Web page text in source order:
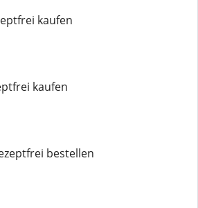
kaufen
kaufen
bestellen